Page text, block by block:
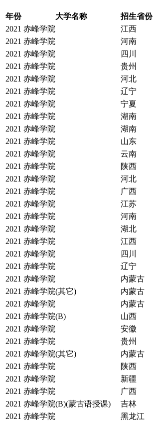
年份 大学名称 招生省份
2021 赤峰学院 江西
2021 赤峰学院 河南
2021 赤峰学院 四川
2021 赤峰学院 贵州
2021 赤峰学院 河北
2021 赤峰学院 辽宁
2021 赤峰学院 宁夏
2021 赤峰学院 湖南
2021 赤峰学院 湖南
2021 赤峰学院 山东
2021 赤峰学院 云南
2021 赤峰学院 陕西
2021 赤峰学院 河北
2021 赤峰学院 广西
2021 赤峰学院 江苏
2021 赤峰学院 河南
2021 赤峰学院 湖北
2021 赤峰学院 江西
2021 赤峰学院 四川
2021 赤峰学院 辽宁
2021 赤峰学院 内蒙古
2021 赤峰学院(其它) 内蒙古
2021 赤峰学院 内蒙古
2021 赤峰学院(B) 山西
2021 赤峰学院 安徽
2021 赤峰学院 贵州
2021 赤峰学院(其它) 内蒙古
2021 赤峰学院 陕西
2021 赤峰学院 新疆
2021 赤峰学院 广西
2021 赤峰学院(B)(蒙古语授课) 吉林
2021 赤峰学院 黑龙江